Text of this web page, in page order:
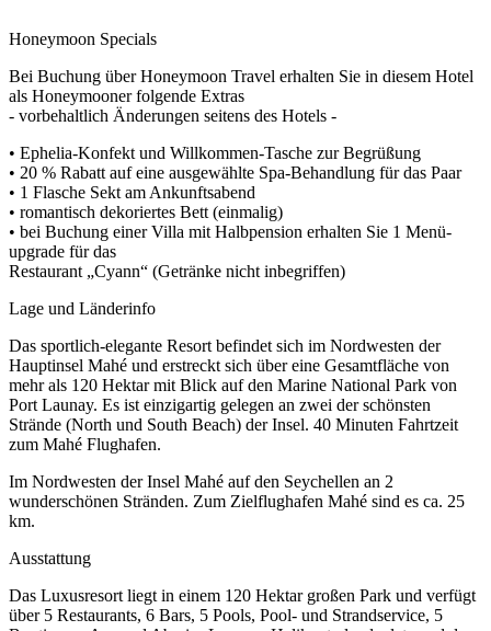
Honeymoon Specials
Bei Buchung über Honeymoon Travel erhalten Sie in diesem Hotel
als Honeymooner folgende Extras
- vorbehaltlich Änderungen seitens des Hotels -
• Ephelia-Konfekt und Willkommen-Tasche zur Begrüßung
• 20 % Rabatt auf eine ausgewählte Spa-Behandlung für das Paar
• 1 Flasche Sekt am Ankunftsabend
• romantisch dekoriertes Bett (einmalig)
• bei Buchung einer Villa mit Halbpension erhalten Sie 1 Menü-
upgrade für das
Restaurant „Cyann“ (Getränke nicht inbegriffen)
Lage und Länderinfo
Das sportlich-elegante Resort befindet sich im Nordwesten der
Hauptinsel Mahé und erstreckt sich über eine Gesamtfläche von
mehr als 120 Hektar mit Blick auf den Marine National Park von
Port Launay. Es ist einzigartig gelegen an zwei der schönsten
Strände (North und South Beach) der Insel. 40 Minuten Fahrtzeit
zum Mahé Flughafen.
Im Nordwesten der Insel Mahé auf den Seychellen an 2
wunderschönen Stränden. Zum Zielflughafen Mahé sind es ca. 25
km.
Ausstattung
Das Luxusresort liegt in einem 120 Hektar großen Park und verfügt
über 5 Restaurants, 6 Bars, 5 Pools, Pool- und Strandservice, 5